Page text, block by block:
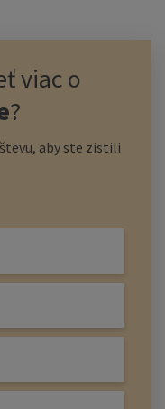
viac o
?
aby ste zistili